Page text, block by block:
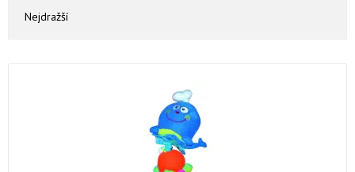
Nejdražší